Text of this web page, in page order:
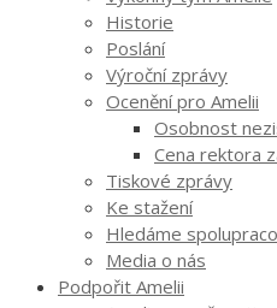
Historie
Poslání
Výroční zprávy
Ocenění pro Amelii
Osobnost
Cena rektora
Tiskové zprávy
Ke stažení
Hledáme
Media o nás
Podpořit Amelii